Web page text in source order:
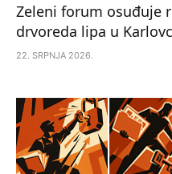
Zeleni forum osuđuje
drvoreda lipa u
22. SRPNJA 2026.